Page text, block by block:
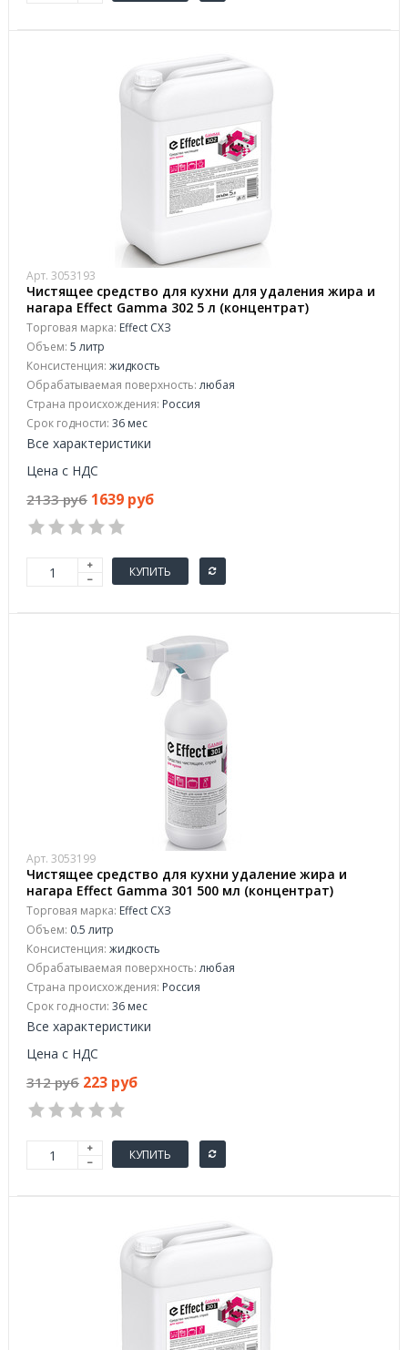
Арт. 3053193
Чистящее средство для кухни для удаления жира и
нагара Effect Gamma 302 5 л (концентрат)
Торговая марка: Effect СХЗ
Объем: 5 литр
Консистенция: жидкость
Обрабатываемая поверхность: любая
Страна происхождения: Россия
Срок годности: 36 мес
Все характеристики
Цена с НДС
2133 руб 1639 руб
КУПИТЬ
Арт. 3053199
Чистящее средство для кухни удаление жира и
нагара Effect Gamma 301 500 мл (концентрат)
Торговая марка: Effect СХЗ
Объем: 0.5 литр
Консистенция: жидкость
Обрабатываемая поверхность: любая
Страна происхождения: Россия
Срок годности: 36 мес
Все характеристики
Цена с НДС
312 руб 223 руб
КУПИТЬ